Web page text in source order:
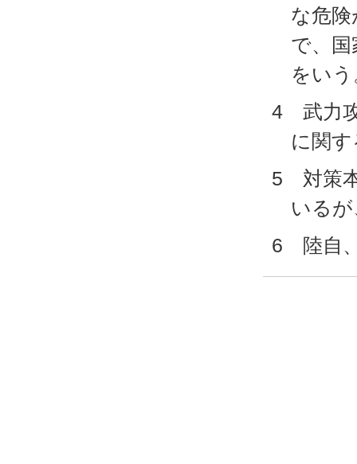
な危
で、
をいう
4 武力
に関
5 対策
いる
6 陸自